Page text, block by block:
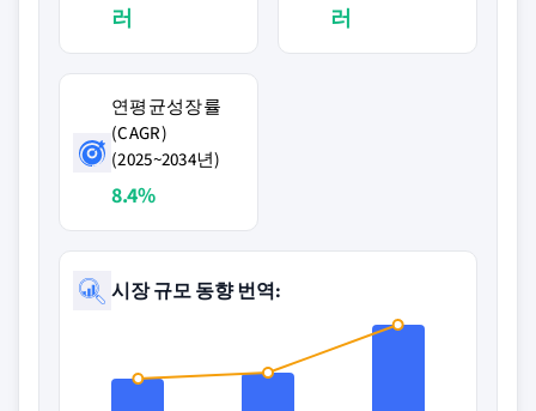
러
러
연평균성장률
(CAGR)
(2025~2034년)
8.4%
시장 규모 동향 번역: